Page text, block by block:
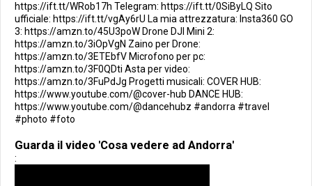
https://ift.tt/WRob17h Telegram: https://ift.tt/0SiByLQ Sito
ufficiale: https://ift.tt/vgAy6rU La mia attrezzatura: Insta360 GO
3: https://amzn.to/45U3poW Drone DJI Mini 2:
https://amzn.to/3iOpVgN Zaino per Drone:
https://amzn.to/3ETEbfV Microfono per pc:
https://amzn.to/3F0QDti Asta per video:
https://amzn.to/3FuPdJg Progetti musicali: COVER HUB:
https://www.youtube.com/@cover-hub DANCE HUB:
https://www.youtube.com/@dancehubz #andorra #travel
#photo #foto
Guarda il video 'Cosa vedere ad Andorra'
: